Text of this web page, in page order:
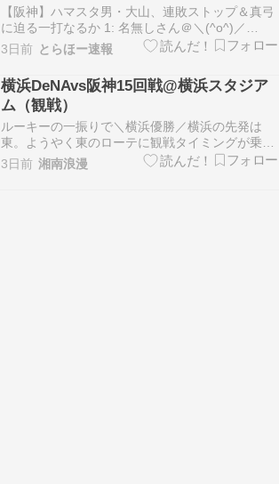
【阪神】ハマスタ男・大山、連敗ストップ＆真弓
に迫る一打なるか 1: 名無しさん＠＼(^o^)／
2026/08/06 (木) 05:09:55.791 ID:Ta40Zh3QgE 敵
地で連敗ストップなるか。大山に期待やな。 ソー
ス: https://news.yahoo.co.…
3日前 とらほー速報
横浜DeNAvs阪神15回戦@横浜スタジア
ム（観戦）
ルーキーの一振りで＼横浜優勝／横浜の先発は
東。ようやく東のローテに観戦タイミングが乗っ
た(笑)７回３失点、仕事は果たした感じ。 ６回の
大山の一発が余計だったけど（苦笑） ２回の表に
3日前 湘南浪漫